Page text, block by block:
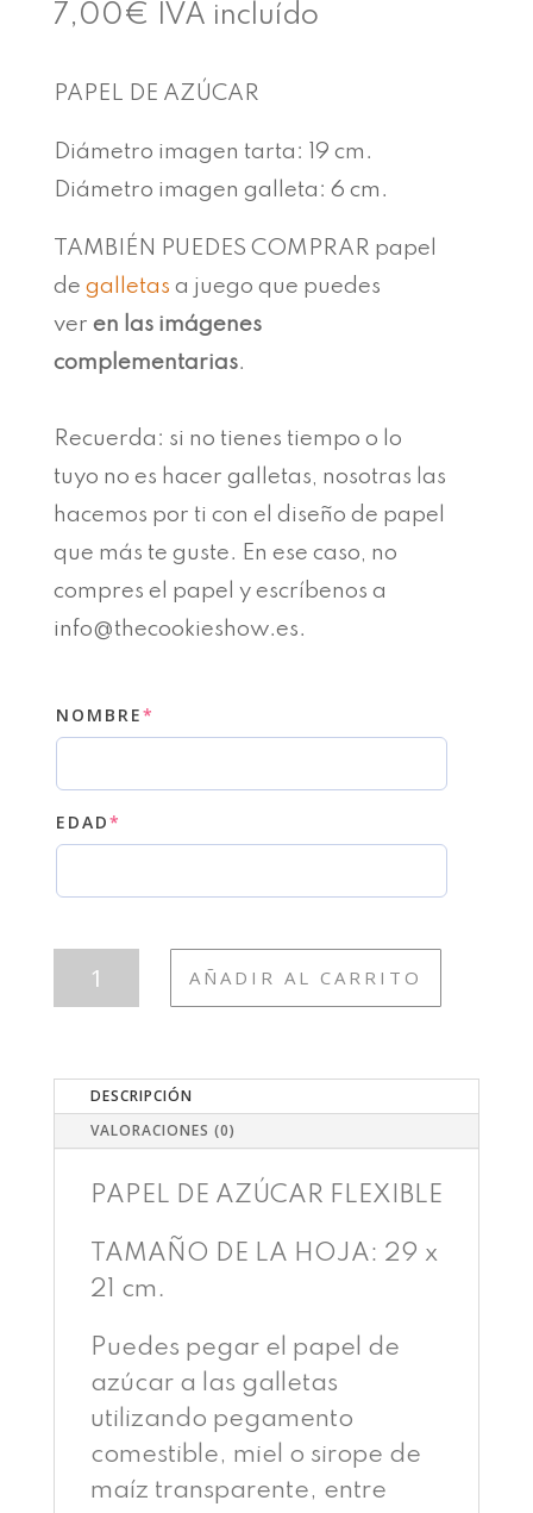
7,00€ IVA incluído
PAPEL DE AZÚCAR
Diámetro imagen tarta: 19 cm.
Diámetro imagen galleta: 6 cm.
TAMBIÉN PUEDES COMPRAR papel
de galletas a juego que puedes
ver en las imágenes
complementarias.
Recuerda: si no tienes tiempo o lo
tuyo no es hacer galletas, nosotras las
hacemos por ti con el diseño de papel
que más te guste. En ese caso, no
compres el papel y escríbenos a
info@thecookieshow.es.
NOMBRE*
EDAD*
SIRENAS
AÑADIR AL CARRITO
DESCRIPCIÓN
VALORACIONES (0)
PAPEL DE AZÚCAR FLEXIBLE
TAMAÑO DE LA HOJA: 29 x
21 cm.
Puedes pegar el papel de
azúcar a las galletas
utilizando pegamento
comestible, miel o sirope de
maíz transparente, entre